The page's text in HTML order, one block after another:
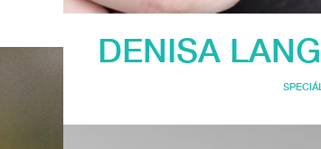
DENISA